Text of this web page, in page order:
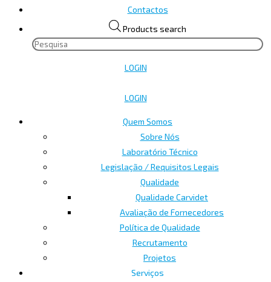
Contactos
Products search
LOGIN
LOGIN
Quem Somos
Sobre Nós
Laboratório Técnico
Legislação / Requisitos Legais
Qualidade
Qualidade Carvidet
Avaliação de Fornecedores
Política de Qualidade
Recrutamento
Projetos
Serviços